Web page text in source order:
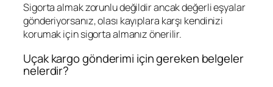
Sigorta almak zorunlu değildir ancak değerli eşyalar
gönderiyorsanız, olası kayıplara karşı kendinizi
korumak için sigorta almanız önerilir.
Uçak kargo gönderimi için gereken belgeler
nelerdir?